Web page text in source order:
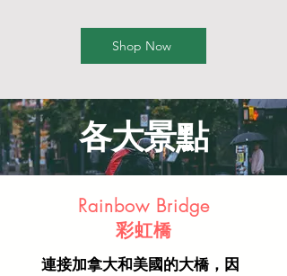
Shop Now
​各大景點
Rainbow Bridge
彩虹橋
連接加拿⼤和美國的⼤橋，因